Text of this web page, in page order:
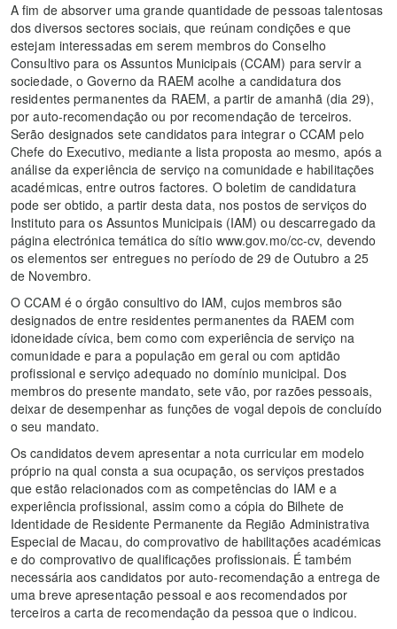
A fim de absorver uma grande quantidade de pessoas talentosas
dos diversos sectores sociais, que reúnam condições e que
estejam interessadas em serem membros do Conselho
Consultivo para os Assuntos Municipais (CCAM) para servir a
sociedade, o Governo da RAEM acolhe a candidatura dos
residentes permanentes da RAEM, a partir de amanhã (dia 29),
por auto-recomendação ou por recomendação de terceiros.
Serão designados sete candidatos para integrar o CCAM pelo
Chefe do Executivo, mediante a lista proposta ao mesmo, após a
análise da experiência de serviço na comunidade e habilitações
académicas, entre outros factores. O boletim de candidatura
pode ser obtido, a partir desta data, nos postos de serviços do
Instituto para os Assuntos Municipais (IAM) ou descarregado da
página electrónica temática do sítio www.gov.mo/cc-cv, devendo
os elementos ser entregues no período de 29 de Outubro a 25
de Novembro.
O CCAM é o órgão consultivo do IAM, cujos membros são
designados de entre residentes permanentes da RAEM com
idoneidade cívica, bem como com experiência de serviço na
comunidade e para a população em geral ou com aptidão
profissional e serviço adequado no domínio municipal. Dos
membros do presente mandato, sete vão, por razões pessoais,
deixar de desempenhar as funções de vogal depois de concluído
o seu mandato.
Os candidatos devem apresentar a nota curricular em modelo
próprio na qual consta a sua ocupação, os serviços prestados
que estão relacionados com as competências do IAM e a
experiência profissional, assim como a cópia do Bilhete de
Identidade de Residente Permanente da Região Administrativa
Especial de Macau, do comprovativo de habilitações académicas
e do comprovativo de qualificações profissionais. É também
necessária aos candidatos por auto-recomendação a entrega de
uma breve apresentação pessoal e aos recomendados por
terceiros a carta de recomendação da pessoa que o indicou.